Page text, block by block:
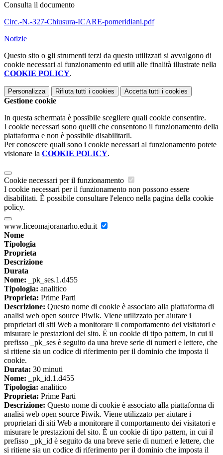
Consulta il documento
Circ.-N.-327-Chiusura-ICARE-pomeridiani.pdf
Notizie
Questo sito o gli strumenti terzi da questo utilizzati si avvalgono di
cookie necessari al funzionamento ed utili alle finalità illustrate nella
COOKIE POLICY.
Personalizza Rifiuta tutti i cookies Accetta tutti i cookies
Gestione cookie
In questa schermata è possibile scegliere quali cookie consentire.
I cookie necessari sono quelli che consentono il funzionamento della
piattaforma e non è possibile disabilitarli.
Per conoscere quali sono i cookie necessari al funzionamento potete
visionare la COOKIE POLICY.
Cookie necessari per il funzionamento
I cookie necessari per il funzionamento non possono essere
disabilitati. È possibile consultare l'elenco nella pagina della cookie
policy.
www.liceomajoranarho.edu.it
Nome
Tipologia
Proprieta
Descrizione
Durata
Nome: _pk_ses.1.d455
Tipologia: analitico
Proprieta: Prime Parti
Descrizione: Questo nome di cookie è associato alla piattaforma di
analisi web open source Piwik. Viene utilizzato per aiutare i
proprietari di siti Web a monitorare il comportamento dei visitatori e
misurare le prestazioni del sito. È un cookie di tipo pattern, in cui il
prefisso _pk_ses è seguito da una breve serie di numeri e lettere, che
si ritiene sia un codice di riferimento per il dominio che imposta il
cookie.
Durata: 30 minuti
Nome: _pk_id.1.d455
Tipologia: analitico
Proprieta: Prime Parti
Descrizione: Questo nome di cookie è associato alla piattaforma di
analisi web open source Piwik. Viene utilizzato per aiutare i
proprietari di siti Web a monitorare il comportamento dei visitatori e
misurare le prestazioni del sito. È un cookie di tipo pattern, in cui il
prefisso _pk_id è seguito da una breve serie di numeri e lettere, che
si ritiene sia un codice di riferimento per il dominio che imposta il